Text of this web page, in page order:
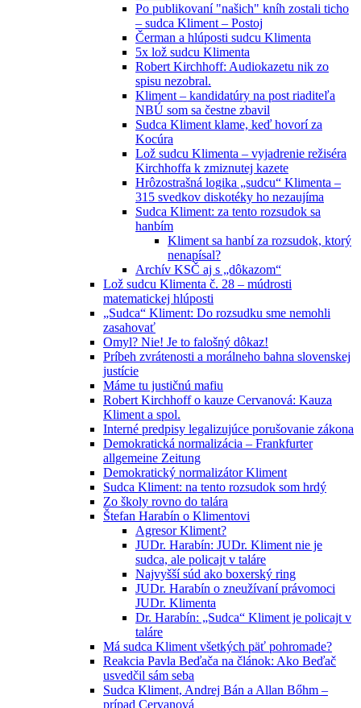
Po publikovaní "našich" kníh zostali ticho
– sudca Kliment – Postoj
Čerman a hlúposti sudcu Klimenta
5x lož sudcu Klimenta
Robert Kirchhoff: Audiokazetu nik zo
spisu nezobral.
Kliment – kandidatúry na post riaditeľa
NBÚ som sa čestne zbavil
Sudca Kliment klame, keď hovorí za
Kocúra
Lož sudcu Klimenta – vyjadrenie režiséra
Kirchhoffa k zmiznutej kazete
Hrôzostrašná logika „sudcu“ Klimenta –
315 svedkov diskotéky ho nezaujíma
Sudca Kliment: za tento rozsudok sa
hanbím
Kliment sa hanbí za rozsudok, ktorý
nenapísal?
Archív KSČ aj s „dôkazom“
Lož sudcu Klimenta č. 28 – múdrosti
matematickej hlúposti
„Sudca“ Kliment: Do rozsudku sme nemohli
zasahovať
Omyl? Nie! Je to falošný dôkaz!
Príbeh zvrátenosti a morálneho bahna slovenskej
justície
Máme tu justičnú mafiu
Robert Kirchhoff o kauze Cervanová: Kauza
Kliment a spol.
Interné predpisy legalizujúce porušovanie zákona
Demokratická normalizácia – Frankfurter
allgemeine Zeitung
Demokratický normalizátor Kliment
Sudca Kliment: na tento rozsudok som hrdý
Zo školy rovno do talára
Štefan Harabín o Klimentovi
Agresor Kliment?
JUDr. Harabín: JUDr. Kliment nie je
sudca, ale policajt v taláre
Najvyšší súd ako boxerský ring
JUDr. Harabín o zneužívaní právomoci
JUDr. Klimenta
Dr. Harabín: „Sudca“ Kliment je policajt v
taláre
Má sudca Kliment všetkých päť pohromade?
Reakcia Pavla Beďača na článok: Ako Beďač
usvedčil sám seba
Sudca Kliment, Andrej Bán a Allan Bőhm –
prípad Cervanová